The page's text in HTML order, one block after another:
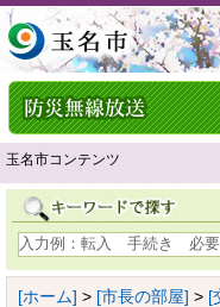
玉名市コンテンツ
[ホーム] > [市長の部屋] > [